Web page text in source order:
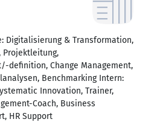
Digitalisierung & Transformation,
Projektleitung,
definition, Change Management,
Benchmarking Intern:
Innovation, Trainer,
Coach, Business
HR Support